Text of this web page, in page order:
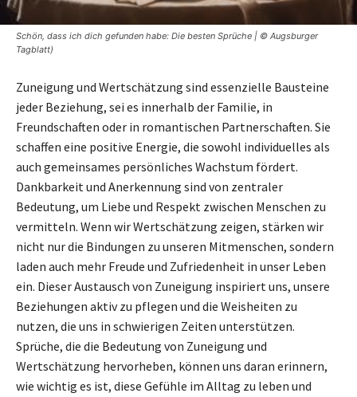
Schön, dass ich dich gefunden habe: Die besten Sprüche | © Augsburger
Tagblatt)
Zuneigung und Wertschätzung sind essenzielle Bausteine
jeder Beziehung, sei es innerhalb der Familie, in
Freundschaften oder in romantischen Partnerschaften. Sie
schaffen eine positive Energie, die sowohl individuelles als
auch gemeinsames persönliches Wachstum fördert.
Dankbarkeit und Anerkennung sind von zentraler
Bedeutung, um Liebe und Respekt zwischen Menschen zu
vermitteln. Wenn wir Wertschätzung zeigen, stärken wir
nicht nur die Bindungen zu unseren Mitmenschen, sondern
laden auch mehr Freude und Zufriedenheit in unser Leben
ein. Dieser Austausch von Zuneigung inspiriert uns, unsere
Beziehungen aktiv zu pflegen und die Weisheiten zu
nutzen, die uns in schwierigen Zeiten unterstützen.
Sprüche, die die Bedeutung von Zuneigung und
Wertschätzung hervorheben, können uns daran erinnern,
wie wichtig es ist, diese Gefühle im Alltag zu leben und